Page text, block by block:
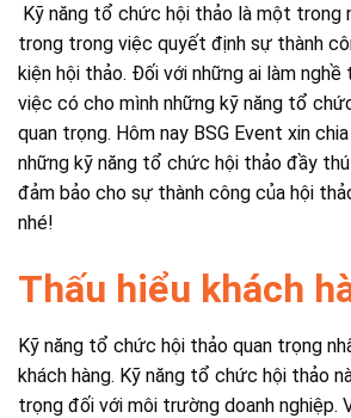
Kỹ năng tổ chức hội thảo là một trong
trong trong việc quyết định sự thành
kiện hội thảo. Đối với những ai làm
việc có cho mình những kỹ năng tổ
quan trọng. Hôm nay BSG Event xin
những kỹ năng tổ chức hội thảo đầy
đảm bảo cho sự thành công của hội
nhé!
Thấu hiểu khách
Kỹ năng tổ chức hội thảo quan trọng
khách hàng. Kỹ năng tổ chức hội thảo
trọng đối với môi trường doanh nghiệp.